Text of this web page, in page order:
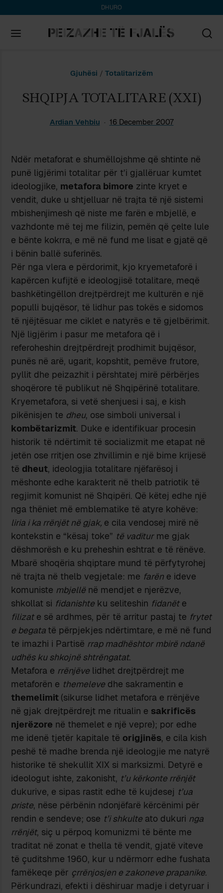
DHURO
Gjuhësi / Totalitarizëm
SHQIPJA TOTALITARE (XXI)
Ardian Vehbiu 16 December 2007
Ndër metaforat e shumëllojshme që shtinte në
punë ligjërimi totalitar për t’i gjallëruar kumtet
ideologjike, metafora bimore zinte kryet e
vendit, duke u shtjelluar në trajta të një sistemi
mbishenjimesh që niste me farën e mbjellë, e
vazhdonte më tej me filizin, pemën që çelte lule
e bënte kokrra, e më në fund me lisat e gjatë që
i bënin ballë suferinës.
Për nga vlera e përdorimit, kjo kryemetaforë i
kapërcen kufijtë e ideologjisë totalitare, meqë
bashkëtingëllon drejtpërdrejt me kulturën e një
populli bujqësor, të lidhur pas tokës e sidomos
të njëjtësuar me ciklet e natyrës e të gjelbërimit.
Një ligjërim i pasur me metafora që i
referoheshin drejtpërdrejt prodhimit bujqësor,
punës në arë, ugarit, kopshtit, pemëve frutore,
pyllit dhe peizazhit i përshtatej mirë përbërjes
shoqërore të publikut në Shqipërinë totalitare.
Kryemetafora, si vetë shenjuesi i saj, e kish
pikënisjen te dheu, ose simboli universal i
kombëtarizmit. Duke e identifikuar procesin
historik të ndërtimit të socializmit me etapat në
jetën ose rritjen ose zhvillimin e një bime krijesë
të dheut, ideologjia totalitare njëfarësoj i
mëshonte edhe karakterit në thelb patriotik të
regjimit komunist në Shqipëri. Që këtej edhe një
nga thëniet më emblematike të atyre kohëve:
liria i ka rrënjët në gjak, e cila vendosej mirë në
kontekstin e “kësaj toke” të vaditurme gjak
dëshmorësh e ku preheshin eshtrat e të rënëve.
Mbarë shoqëria shqiptare mund të përfytyrohej
në trajta në thelb vegjetale: me farën e ideve
komuniste mbjellë në mendjet e njerëzve,
shkollat si fidanishte ku seliteshin fidanëte
filizate së ardhmes, për të arritur pastaj te frytet
e begata të përpjekjes ndërtimtare, e më në fund
te imazhi i Partisë rrap madhështor mbirë ndanë
udhës ku shkojnë shtrëngatat.
Metafora e rrënjëve lidhet drejtpërdrejt me
metaforën e themeleve dhe sakramentin e
themelimit (sikurse lidhet metafora e rrënjëve
në gjak drejtpërdrejt me ritualin e sakrificës
njerëzore në themelet e një vepre); por edhe
me idenë tjetër kapitale të origjinës, e cila kish
peshë të madhe brenda një ideologjie me natyrë
historike të shekullit XIX si marksizmi. Detyrë e
ideologut ishte, zakonisht, t’u kërkonte rrënjët
dukurive, e sipas rastit edhe të kujdesej t’ua
priste, nëse përbënin ndonjëfarë kërcënimi për
rendin e sendeve; ose t’i shkulte ato dukuri nga
rrënjët, siç u përpoq komunizmi të bënte me
traditat në zonat e thella të vendit, gjatë viteve
të çuditshme 1960, kur u ndërmorr edhe fushata
famëkeqe për çrrënjosjen e zakoneve prapanike.
Përkundrazi, efekti i dëshiruar madje i detyruar i